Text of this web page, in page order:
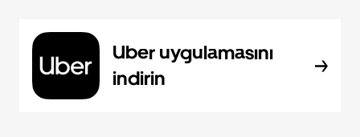
Uber uygulamasını
indirin